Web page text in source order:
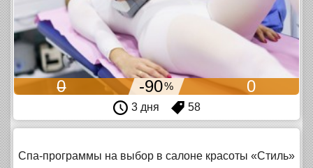
0 -90% 0
3 дня 58
Спа-программы на выбор в салоне красоты «Стиль»